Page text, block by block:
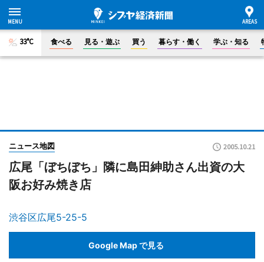
33°C 食べる 見る・遊ぶ 買う 暮らす・働く 学ぶ・知る
ニュース地図 2005.10.21
広尾「ぼちぼち」隣に島田紳助さん出資の大
阪お好み焼き店
渋谷区広尾5-25-5
Google Map で見る